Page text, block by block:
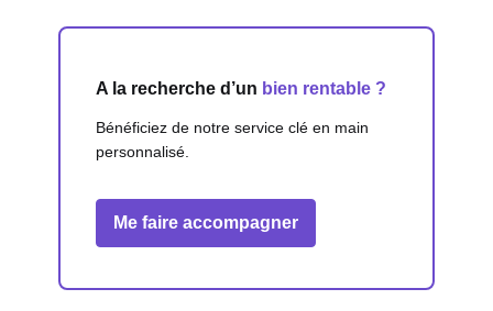
A la recherche d’un bien rentable ?
Bénéficiez de notre service clé en main
personnalisé.
Me faire accompagner